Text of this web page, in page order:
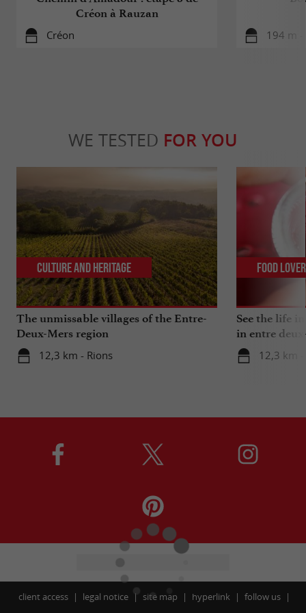
Créon à Rauzan
Créon 194 m -
WE TESTED FOR YOU
The unmissable villages of the Entre-
Deux-Mers region
12,3 km - Rions
Culture and Heritage
See the life
in entre
12,3 km -
Food
client access legal notice site map hyperlink
follow us